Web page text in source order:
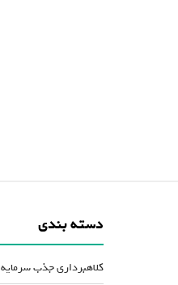
دسته بندی
کلاهبرداری جذب سرمایه